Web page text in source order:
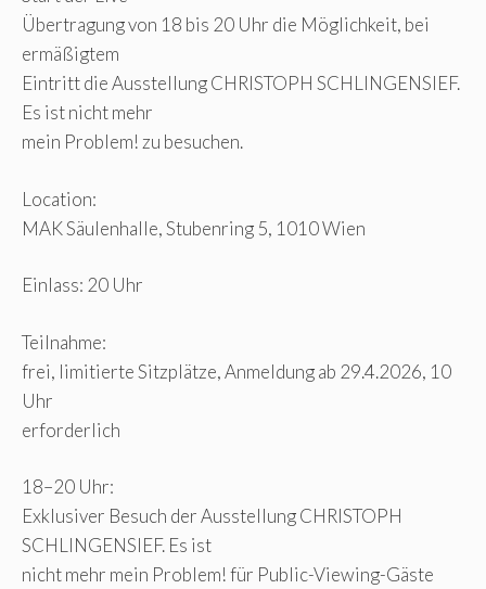
Übertragung von 18 bis 20 Uhr die Möglichkeit, bei
ermäßigtem
Eintritt die Ausstellung CHRISTOPH SCHLINGENSIEF.
Es ist nicht mehr
mein Problem! zu besuchen.
Location:
MAK Säulenhalle, Stubenring 5, 1010 Wien
Einlass: 20 Uhr
Teilnahme:
frei, limitierte Sitzplätze, Anmeldung ab 29.4.2026, 10
Uhr
erforderlich
18–20 Uhr:
Exklusiver Besuch der Ausstellung CHRISTOPH
SCHLINGENSIEF. Es ist
nicht mehr mein Problem! für Public-Viewing-Gäste